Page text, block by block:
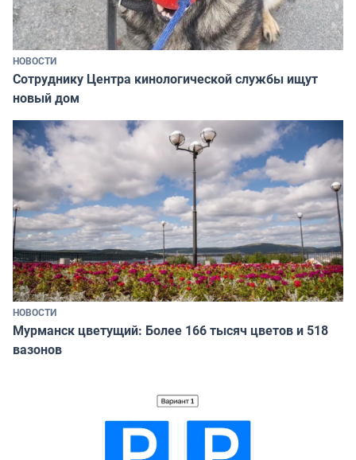
НОВОСТИ
Сотруднику Центра кинологической службы ищут
новый дом
НОВОСТИ
Мурманск цветущий: Более 166 тысяч цветов и 518
вазонов